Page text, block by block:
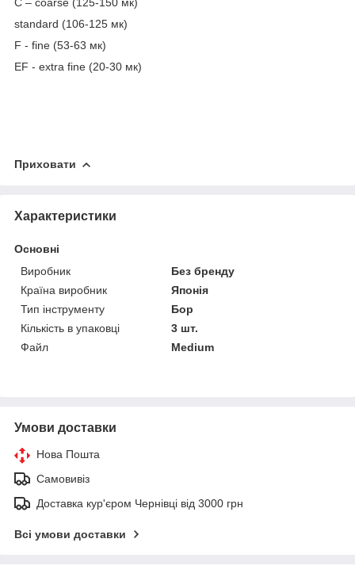
standard (106-125 мк)
F - fine (53-63 мк)
EF - extra fine (20-30 мк)
Приховати
Характеристики
Основні
Виробник
Без бренду
Країна виробник
Японія
Тип інструменту
Бор
Кількість в упаковці
3 шт.
Файл
Medium
Умови доставки
Нова Пошта
Самовивіз
Доставка кур'єром Чернівці від 3000 грн
Всі умови доставки